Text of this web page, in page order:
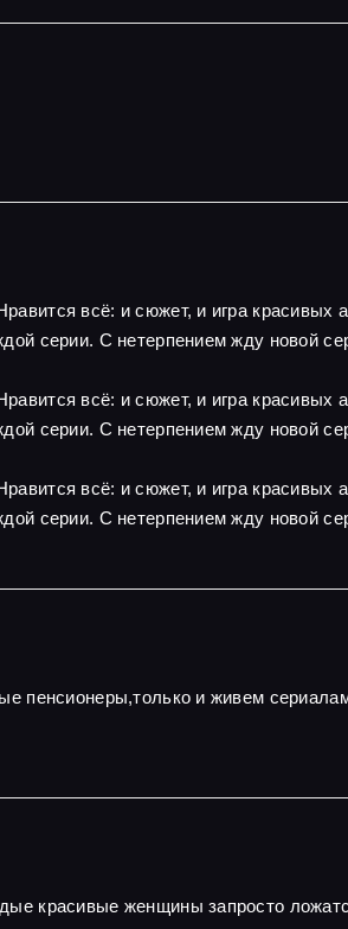
всё: и сюжет, и игра красивых
серии. С нетерпением жду новой
всё: и сюжет, и игра красивых
серии. С нетерпением жду новой
всё: и сюжет, и игра красивых
серии. С нетерпением жду новой
пенсионеры,только и живем
красивые женщины запросто